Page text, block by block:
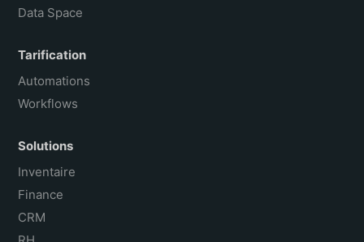
Data Space
Tarification
Automations
Workflows
Solutions
Inventaire
Finance
CRM